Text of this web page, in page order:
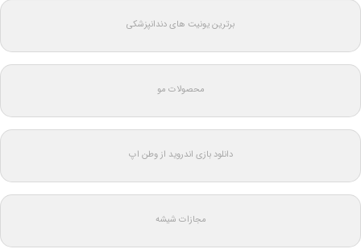
برترین یونیت های دندانپزشکی
محصولات مو
دانلود بازی اندروید از وطن اپ
مجازات شیشه